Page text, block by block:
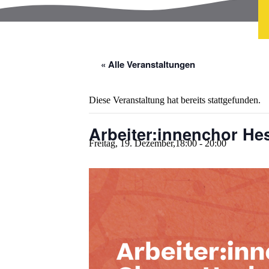
« Alle Veranstaltungen
Diese Veranstaltung hat bereits stattgefunden.
Arbeiter:innenchor
Freitag, 19. Dezember,18:00-20:00